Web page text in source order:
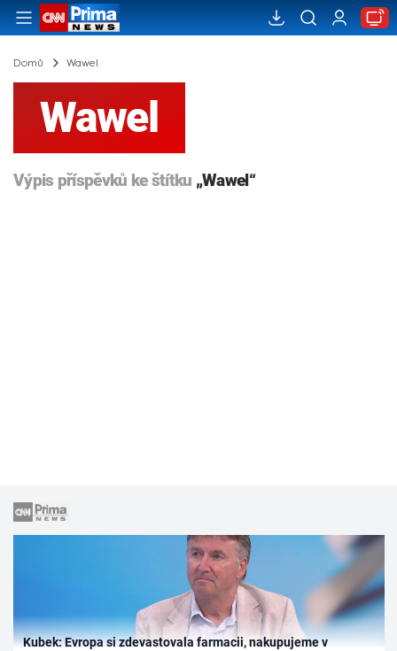
Domů Wawel
Wawel
Výpis příspěvků ke štítku „Wawel“
Kubek: Evropa si zdevastovala farmacii, nakupujeme v